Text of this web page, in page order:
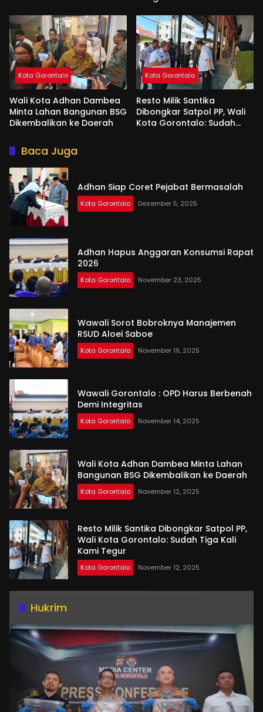
Kota Gorontalo
Wali Kota Adhan Dambea
Minta Lahan Bangunan BSG
Dikembalikan ke Daerah
Kota Gorontalo
Resto Milik Santika
Dibongkar Satpol PP, Wali
Kota Gorontalo: Sudah
Baca Juga
Adhan Siap Coret Pejabat Bermasalah
Kota Gorontalo Desember 5, 2025
Adhan Hapus Anggaran Konsumsi Rapat
2026
Kota Gorontalo November 23, 2025
Wawali Sorot Bobroknya Manajemen
RSUD Aloei Saboe
Kota Gorontalo November 19, 2025
Wawali Gorontalo : OPD Harus Berbenah
Demi Integritas
Kota Gorontalo November 14, 2025
Wali Kota Adhan Dambea Minta Lahan
Bangunan BSG Dikembalikan ke Daerah
Kota Gorontalo November 12, 2025
Resto Milik Santika Dibongkar Satpol PP,
Wali Kota Gorontalo: Sudah Tiga Kali
Kami Tegur
Kota Gorontalo November 12, 2025
Hukrim